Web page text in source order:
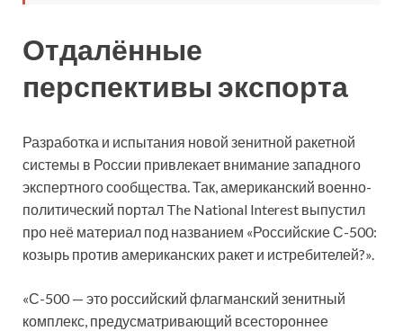
Отдалённые
перспективы экспорта
Разработка и испытания новой зенитной ракетной
системы в России привлекает внимание западного
экспертного сообщества. Так, американский военно-
политический портал The National Interest выпустил
про неё материал под названием «Российские С-500:
козырь против американских ракет и истребителей?».
«С-500 — это российский флагманский зенитный
комплекс, предусматривающий всестороннее